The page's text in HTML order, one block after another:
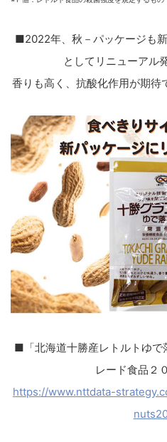
■2022年、秋－パッケージも
としてリニューアル
香りも高く、抗酸化作用が期待
■「北海道十勝産レトルトゆで
レード食品２
https://www.nttdata-